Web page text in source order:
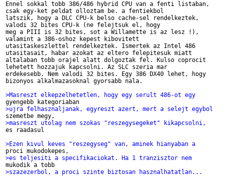
Ennel sokkal tobb 386/486 hybrid CPU van a fenti listaban,
csak egy-ket peldat olloztam be. a fentiekbol
latszik, hogy a DLC CPU-k belso cache-sel rendelkeztek,
valodi 32 bites CPU-k (ne felejtsuk el, hogy
meg a PIII is 32 bites, sot a Willamette is az lesz !),
valamint a 386-oshoz kepest kibovitett
utasitaskeszlettel rendelkeztek. Ismertek az Intel 486
utasitasait, habar azokat az eltero felepitesuk miatt
altalaban tobb orajel alatt dolgoztak fel. Kulso coprocit
lehetett hozzajuk kapcsolni. Az SLC szeria mar
erdekesebb. Nem valodi 32 bites. Egy 386 DX40 lehet, hogy
bizonyos alkalmazasoknal gyorsabb nala.
>Masreszt elkepzelhetetlen, hogy egy serult 486-ot egy
>ujra felhasznaljanak, egyreszt azert, mert a selejt egybol
>masreszt utolag nem szokas "reszegysegeket" kikapcsolni,
es raadasul
>Ezen kivul keves "reszegyseg" van, aminek hianyaban a
>es teljesiti a specifikaciokat. Ha 1 tranzisztor nem
>szazezerbol, a proci szinte biztosan hasznalhatatlan...